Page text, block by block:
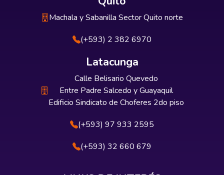
Machala y Sabanilla Sector Quito norte
(+593) 2 382 6970
Latacunga
Calle Belisario Quevedo
Entre Padre Salcedo y Guayaquil
Edificio Sindicato de Choferes 2do piso
(+593) 97 933 2595
(+593) 32 660 679